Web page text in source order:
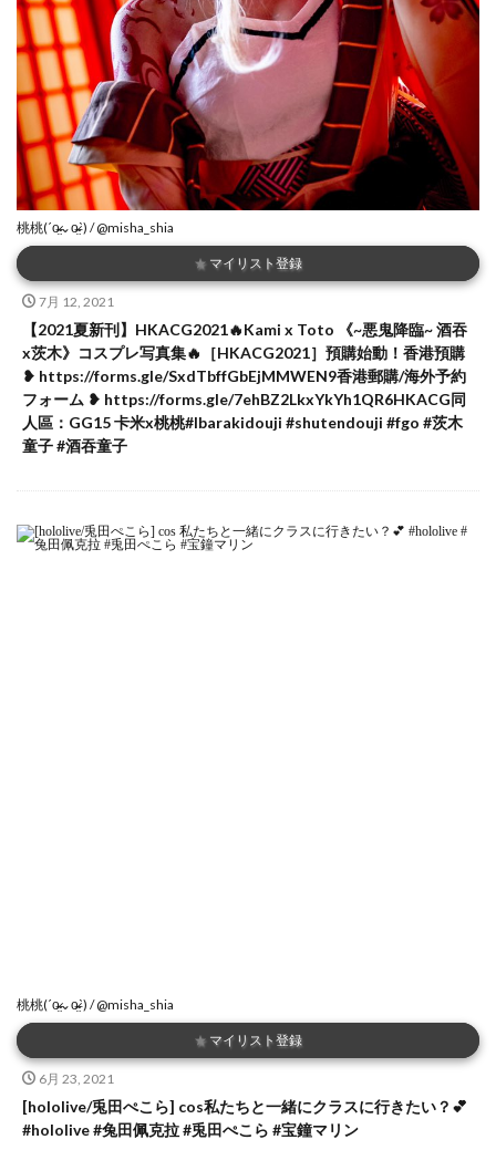
桃桃(ˊo̴̶̷̤⌄o̴̶̷̤ˋ) / @misha_shia
★ マイリスト登録
7月 12, 2021
【2021夏新刊】HKACG2021🔥Kami x Toto 《~悪鬼降臨~ 酒吞
x茨木》コスプレ写真集🔥［HKACG2021］預購始動！香港預購
❥ https://forms.gle/SxdTbffGbEjMMWEN9香港郵購/海外予約
フォーム ❥ https://forms.gle/7ehBZ2LkxYkYh1QR6HKACG同
人區：GG15 卡米x桃桃#Ibarakidouji #shutendouji #fgo #茨木
童子 #酒吞童子
桃桃(ˊo̴̶̷̤⌄o̴̶̷̤ˋ) / @misha_shia
★ マイリスト登録
6月 23, 2021
[hololive/兎田ぺこら] cos私たちと一緒にクラスに行きたい？💕
#hololive #兔田佩克拉 #兎田ぺこら #宝鐘マリン